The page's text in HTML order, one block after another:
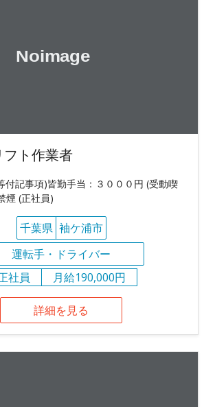
フト作業者
付記事項)皆勤手当：３０００円 (受動喫
煙 (正社員)
千葉県 袖ケ浦市
運転手・ドライバー
社員
月給190,000円
詳細を見る